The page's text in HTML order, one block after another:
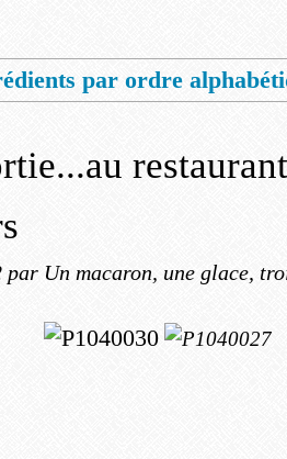
par ordre
par Un macaron, une glace,